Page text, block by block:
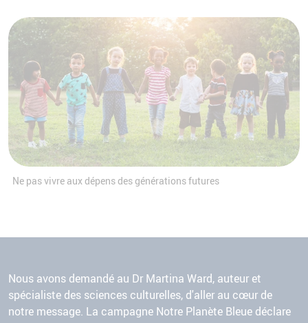
Ne pas vivre aux dépens des générations futures
Nous avons demandé au Dr Martina Ward, auteur et
spécialiste des sciences culturelles, d'aller au cœur de
notre message. La campagne Notre Planète Bleue déclare